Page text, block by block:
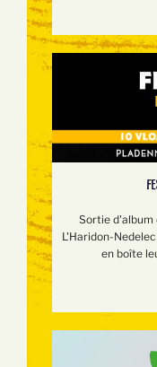
Sortie d'album
L'Haridon-
en boîte